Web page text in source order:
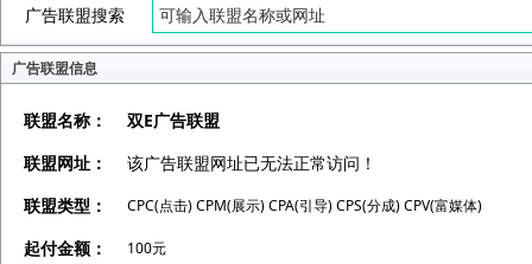
广告联盟搜索
广告联盟信息
联盟名称：
双E广告联盟
联盟网址：
该广告联盟网址已无法正常访问！
联盟类型：
CPC(点击) CPM(展示) CPA(引导) CPS(分成) CPV(富媒体)
起付金额： 100元